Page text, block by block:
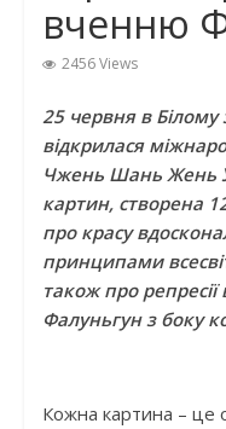
вченню
2456 Views
25 червня в Білому
відкрилася
Чжень Шань Жень
картин, створена
про красу
принципами
також про репресії
Фалуньгун з боку
Кожна картина – це